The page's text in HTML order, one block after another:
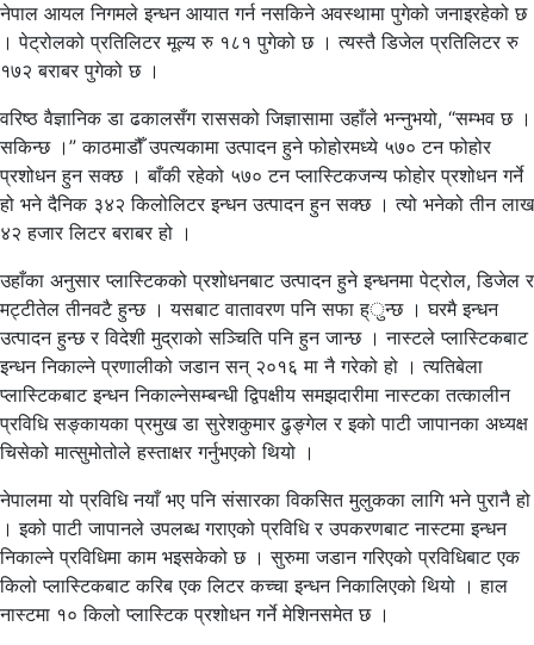
नेपाल आयल निगमले इन्धन आयात गर्न नसकिने अवस्थामा पुगेको जनाइरहेको छ
। पेट्रोलको प्रतिलिटर मूल्य रु १८१ पुगेको छ । त्यस्तै डिजेल प्रतिलिटर रु
१७२ बराबर पुगेको छ ।
वरिष्ठ वैज्ञानिक डा ढकालसँग राससको जिज्ञासामा उहाँले भन्नुभयो, “सम्भव छ ।
सकिन्छ ।” काठमाडौँ उपत्यकामा उत्पादन हुने फोहोरमध्ये ५७० टन फोहोर
प्रशोधन हुन सक्छ । बाँकी रहेको ५७० टन प्लास्टिकजन्य फोहोर प्रशोधन गर्ने
हो भने दैनिक ३४२ किलोलिटर इन्धन उत्पादन हुन सक्छ । त्यो भनेको तीन लाख
४२ हजार लिटर बराबर हो ।
उहाँका अनुसार प्लास्टिकको प्रशोधनबाट उत्पादन हुने इन्धनमा पेट्रोल, डिजेल र
मट्टीतेल तीनवटै हुन्छ । यसबाट वातावरण पनि सफा ह्ुन्छ । घरमै इन्धन
उत्पादन हुन्छ र विदेशी मुद्राको सञ्चिति पनि हुन जान्छ । नास्टले प्लास्टिकबाट
इन्धन निकाल्ने प्रणालीको जडान सन् २०१६ मा नै गरेको हो । त्यतिबेला
प्लास्टिकबाट इन्धन निकाल्नेसम्बन्धी द्विपक्षीय समझदारीमा नास्टका तत्कालीन
प्रविधि सङ्कायका प्रमुख डा सुरेशकुमार ढुङ्गेल र इको पाटी जापानका अध्यक्ष
चिसेको मात्सुमोतोले हस्ताक्षर गर्नुभएको थियो ।
नेपालमा यो प्रविधि नयाँ भए पनि संसारका विकसित मुलुकका लागि भने पुरानै हो
। इको पाटी जापानले उपलब्ध गराएको प्रविधि र उपकरणबाट नास्टमा इन्धन
निकाल्ने प्रविधिमा काम भइसकेको छ । सुरुमा जडान गरिएको प्रविधिबाट एक
किलो प्लास्टिकबाट करिब एक लिटर कच्चा इन्धन निकालिएको थियो । हाल
नास्टमा १० किलो प्लास्टिक प्रशोधन गर्ने मेशिनसमेत छ ।